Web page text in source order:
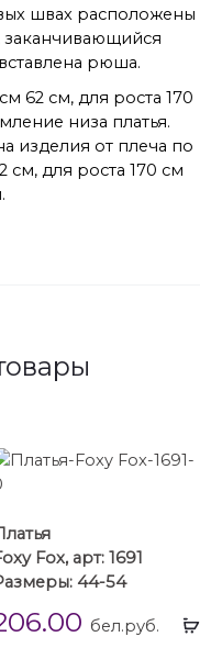
швах расположены
заканчивающийся
рюша.
62 см, для роста 170
низа платья.
изделия от плеча по
см, для роста 170 см
Fox, арт: 1691
44-54
бел.руб.